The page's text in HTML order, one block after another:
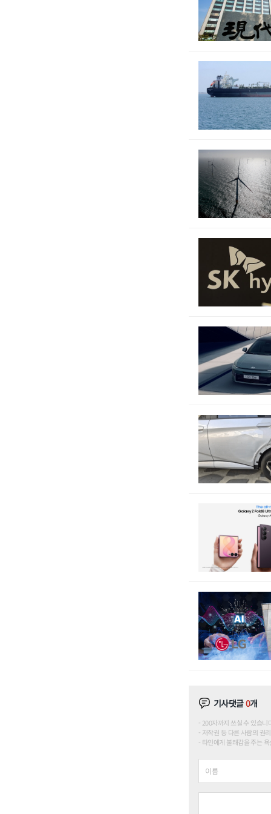
기사댓글0개
200자까지 쓰실 수 있습
저작권 등 다른 사람의 권
타인에게 불쾌감을 주는